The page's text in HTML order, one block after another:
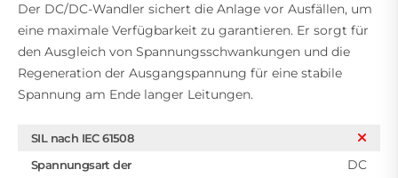
Der DC/DC-Wandler sichert die Anlage vor Ausfällen, um
eine maximale Verfügbarkeit zu garantieren. Er sorgt für
den Ausgleich von Spannungsschwankungen und die
Regeneration der Ausgangspannung für eine stabile
Spannung am Ende langer Leitungen.
SIL nach IEC 61508
Spannungsart der
DC